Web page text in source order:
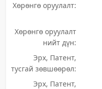
Хөрөнгө оруулалт:
Хөрөнгө оруулалт
нийт дүн:
Эрх, Патент,
тусгай зөвшөөрөл:
Эрх, Патент,